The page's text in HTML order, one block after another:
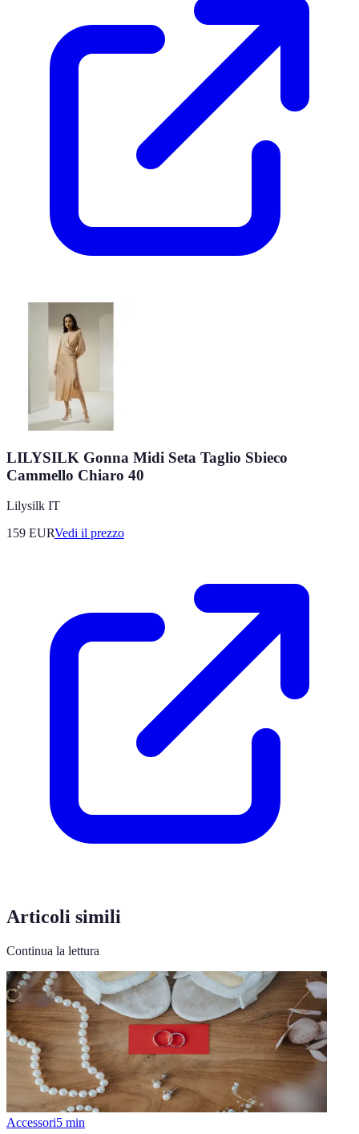
LILYSILK Gonna Midi Seta Taglio Sbieco
Cammello Chiaro 40
Lilysilk IT
159 EURVedi il prezzo
Articoli simili
Continua la lettura
Accessori5 min